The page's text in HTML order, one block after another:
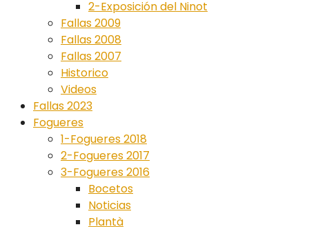
2-Exposición del Ninot
Fallas 2009
Fallas 2008
Fallas 2007
Historico
Videos
Fallas 2023
Fogueres
1-Fogueres 2018
2-Fogueres 2017
3-Fogueres 2016
Bocetos
Noticias
Plantà